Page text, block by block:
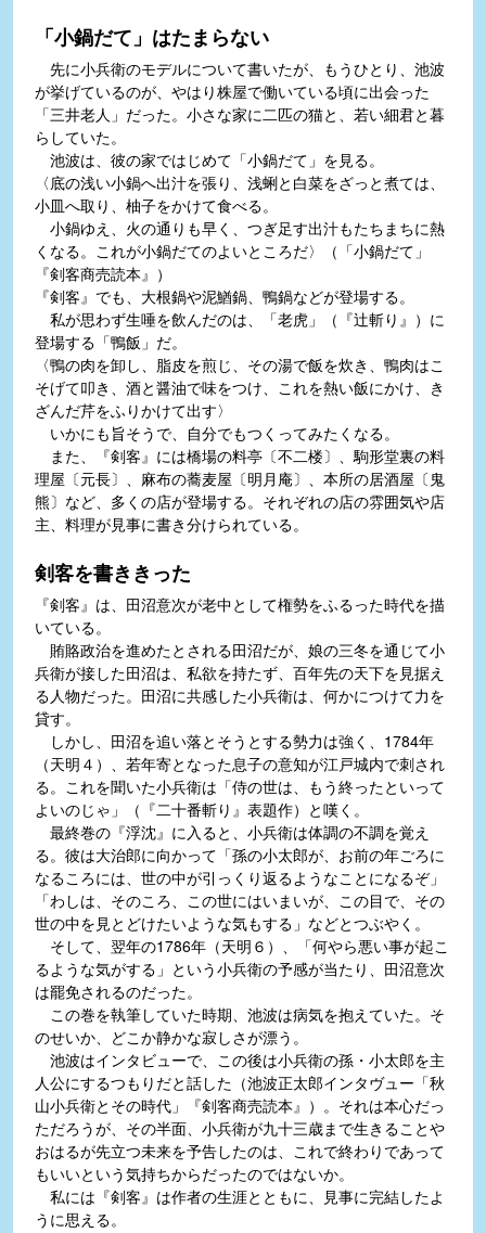
「小鍋だて」はたまらない
先に小兵衛のモデルについて書いたが、もうひとり、池波
が挙げているのが、やはり株屋で働いている頃に出会った
「三井老人」だった。小さな家に二匹の猫と、若い細君と暮
らしていた。
池波は、彼の家ではじめて「小鍋だて」を見る。
〈底の浅い小鍋へ出汁を張り、浅蜊と白菜をざっと煮ては、
小皿へ取り、柚子をかけて食べる。
小鍋ゆえ、火の通りも早く、つぎ足す出汁もたちまちに熱
くなる。これが小鍋だてのよいところだ〉（「小鍋だて」
『剣客商売読本』）
『剣客』でも、大根鍋や泥鰌鍋、鴨鍋などが登場する。
私が思わず生唾を飲んだのは、「老虎」（『辻斬り』）に
登場する「鴨飯」だ。
〈鴨の肉を卸し、脂皮を煎じ、その湯で飯を炊き、鴨肉はこ
そげて叩き、酒と醤油で味をつけ、これを熱い飯にかけ、き
ざんだ芹をふりかけて出す〉
いかにも旨そうで、自分でもつくってみたくなる。
また、『剣客』には橋場の料亭〔不二楼〕、駒形堂裏の料
理屋〔元長〕、麻布の蕎麦屋〔明月庵〕、本所の居酒屋〔鬼
熊〕など、多くの店が登場する。それぞれの店の雰囲気や店
主、料理が見事に書き分けられている。
剣客を書ききった
『剣客』は、田沼意次が老中として権勢をふるった時代を描
いている。
賄賂政治を進めたとされる田沼だが、娘の三冬を通じて小
兵衛が接した田沼は、私欲を持たず、百年先の天下を見据え
る人物だった。田沼に共感した小兵衛は、何かにつけて力を
貸す。
しかし、田沼を追い落とそうとする勢力は強く、1784年
（天明４）、若年寄となった息子の意知が江戸城内で刺され
る。これを聞いた小兵衛は「侍の世は、もう終ったといって
よいのじゃ」（『二十番斬り』表題作）と嘆く。
最終巻の『浮沈』に入ると、小兵衛は体調の不調を覚え
る。彼は大治郎に向かって「孫の小太郎が、お前の年ごろに
なるころには、世の中が引っくり返るようなことになるぞ」
「わしは、そのころ、この世にはいまいが、この目で、その
世の中を見とどけたいような気もする」などとつぶやく。
そして、翌年の1786年（天明６）、「何やら悪い事が起こ
るような気がする」という小兵衛の予感が当たり、田沼意次
は罷免されるのだった。
この巻を執筆していた時期、池波は病気を抱えていた。そ
のせいか、どこか静かな寂しさが漂う。
池波はインタビューで、この後は小兵衛の孫・小太郎を主
人公にするつもりだと話した（池波正太郎インタヴュー「秋
山小兵衛とその時代」『剣客商売読本』）。それは本心だっ
ただろうが、その半面、小兵衛が九十三歳まで生きることや
おはるが先立つ未来を予告したのは、これで終わりであって
もいいという気持ちからだったのではないか。
私には『剣客』は作者の生涯とともに、見事に完結したよ
うに思える。